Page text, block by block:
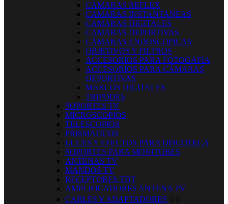
CAMARAS REFLEX
CAMARAS INSTANTANEAS
CAMARAS DIGITALES
CAMARAS DEPORTIVAS
CÁMARAS ENDOSCOPICAS
OBJETIVOS Y FILTROS
ACCESORIOS PARA FOTOGAFIA
ACCESORIOS PARA CÁMARAS
DEPORTIVAS
MARCOS DIGITALES
TRIPODES
SOPORTES TV
MICROSCOPIOS
TELESCOPIOS
PRISMATICOS
LUCES Y EFECTOS PARA DISCOTECA
SOPORTES PARA MONITORES
ANTENAS TV
MANDOS TV
RECEPTORES TDT
AMPLIFICADORES ANTENA TV
CABLES Y ADAPTADORES  